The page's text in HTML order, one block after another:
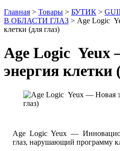
Главная > Товары > БУТИК >
В ОБЛАСТИ ГЛАЗ > Age Logic
клетки (для глаз)
Age Logic Yeux
энергия клетки
Age Logic Yeux —
глаз, нарушающий программу